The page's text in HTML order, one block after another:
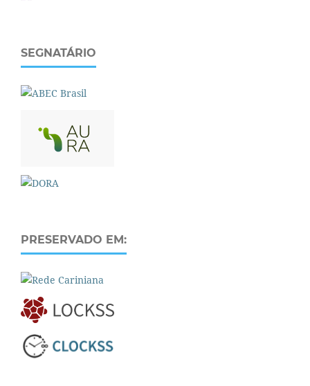
SEGNATÁRIO
PRESERVADO EM: